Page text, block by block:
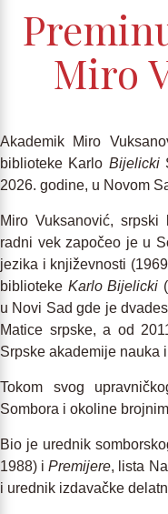
Miro
Akademik Miro
biblioteke Karlo Bijelicki
2026. godine, u Novom
Miro Vuksanović,
radni vek započeo je u
jezika i književnosti
biblioteke Karlo Bijelicki
u Novi Sad gde je
Matice srpske, a od
Srpske akademije nauka
Tokom svog
Sombora i okoline
Bio je urednik
1988) iPremijere, lista
i urednik izdavačke